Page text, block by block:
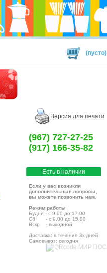
(пусто)
Версия для печати
(967) 727-27-25
(917) 166-35-82
Есть в наличии
Если у вас возникли
дополнительные вопросы,
вы можете позвонить нам.
Режим работы
Будни - с 9.00 до 17.00
Сб - с 9.00 до 15.00
Вскр - выходной
Доставка: в течение 3х дней
Самовывоз: сегодня